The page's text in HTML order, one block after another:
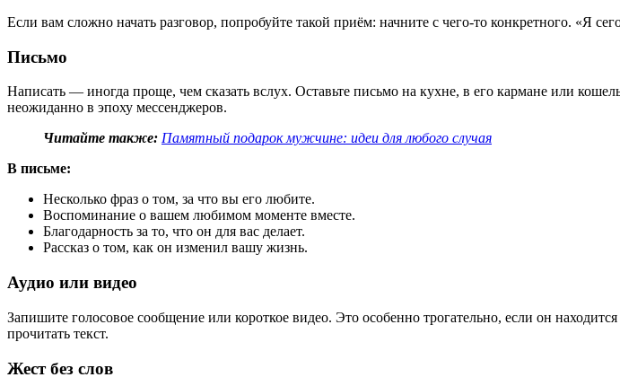
Если вам сложно начать разговор, попробуйте такой приём: начните с чего-то конкретного. «Я
Письмо
Написать — иногда проще, чем сказать вслух. Оставьте письмо на кухне, в его кармане или
неожиданно в эпоху мессенджеров.
Читайте также: Памятный подарок мужчине: идеи для любого случая
В письме:
Несколько фраз о том, за что вы его любите.
Воспоминание о вашем любимом моменте вместе.
Благодарность за то, что он для вас делает.
Рассказ о том, как он изменил вашу жизнь.
Аудио или видео
Запишите голосовое сообщение или короткое видео. Это особенно трогательно, если он
прочитать текст.
Жест без слов